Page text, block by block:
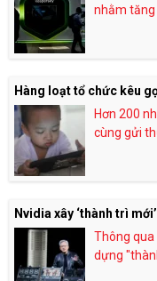
nhằm tăng
Hàng loạt tổ chức kêu
Hơn 200
cùng gửi
Nvidia xây ‘thành trì
Thông qua
dựng